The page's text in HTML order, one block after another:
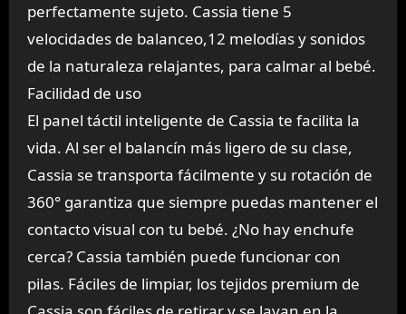
perfectamente sujeto. Cassia tiene 5
velocidades de balanceo,12 melodías y sonidos
de la naturaleza relajantes, para calmar al bebé.
Facilidad de uso
El panel táctil inteligente de Cassia te facilita la
vida. Al ser el balancín más ligero de su clase,
Cassia se transporta fácilmente y su rotación de
360° garantiza que siempre puedas mantener el
contacto visual con tu bebé. ¿No hay enchufe
cerca? Cassia también puede funcionar con
pilas. Fáciles de limpiar, los tejidos premium de